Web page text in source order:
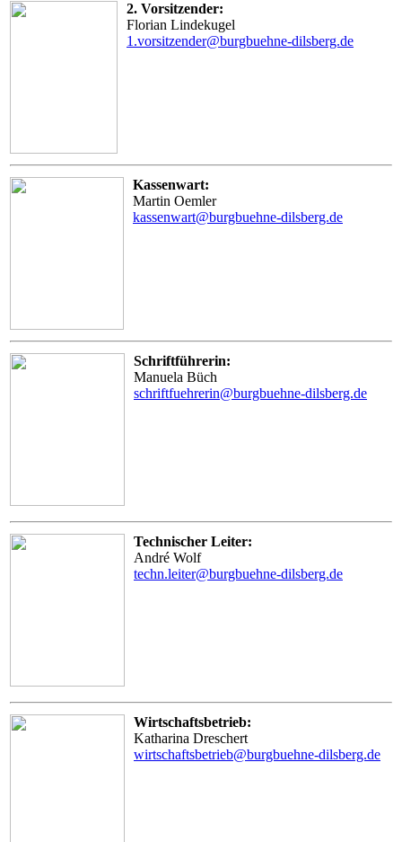
2. Vorsitzender:
Florian Lindekugel
1.vorsitzender@burgbuehne-dilsberg.de
Kassenwart:
Martin Oemler
kassenwart@burgbuehne-dilsberg.de
Schriftführerin:
Manuela Büch
schriftfuehrerin@burgbuehne-dilsberg.de
Technischer Leiter:
André Wolf
techn.leiter@burgbuehne-dilsberg.de
Wirtschaftsbetrieb:
Katharina Dreschert
wirtschaftsbetrieb@burgbuehne-dilsberg.de